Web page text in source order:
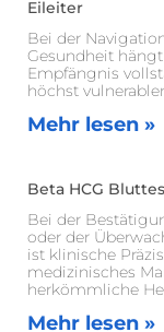
Eileiter
Bei der
Gesundheit
Empfängnis
höchst
Mehr lesen »
Beta HCG
Bei der
oder der
ist klinische
medizinisches
herkömmliche
Mehr lesen »